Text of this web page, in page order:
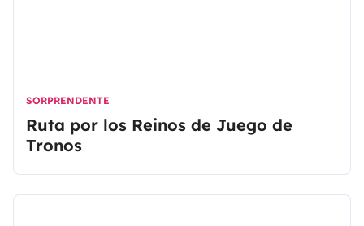
SORPRENDENTE
Ruta por los Reinos de Juego de
Tronos